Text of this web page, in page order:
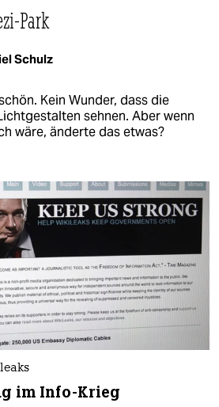
Park
Schulz
Kein Wunder, dass die
sehnen. Aber wenn
wäre, änderte das etwas?
im Info-Krieg